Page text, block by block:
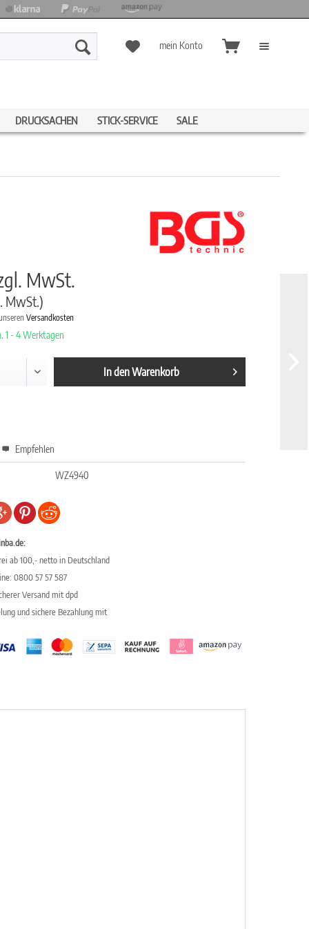
mein Konto
DRUCKSACHEN STICK-SERVICE SALE
MwSt.
MwSt.)
Versandkosten
1 - 4 Werktagen
In denWarenkorb
Empfehlen
WZ4940
ab 100,- netto in Deutschland
0800 57 57 587
Versand mit dpd
und sichere Bezahlung mit